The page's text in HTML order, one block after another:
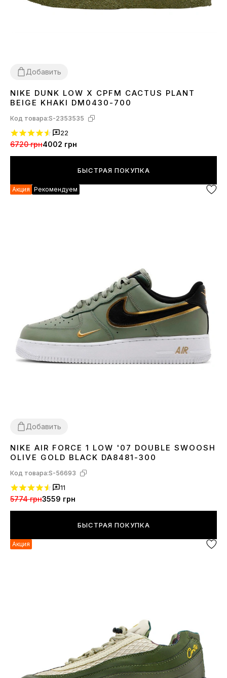
Добавить
3637 384041 44
NIKE DUNK LOW X CPFM CACTUS PLANT
BEIGE KHAKI DM0430-700
Код товара:S-2353535
22
6720 грн4002 грн
БЫСТРАЯ ПОКУПКА
Акция Рекомендуем
Добавить
4243 44
NIKE AIR FORCE 1 LOW '07 DOUBLE SWOOSH
OLIVE GOLD BLACK DA8481-300
Код товара:S-56693
11
5774 грн3559 грн
БЫСТРАЯ ПОКУПКА
Акция